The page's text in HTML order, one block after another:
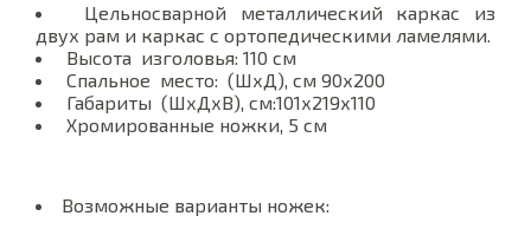
Цельносварной металлический каркас из
двух рам и каркас с ортопедическими ламелями.
Высота изголовья: 110 см
Спальное место: (ШхД), см 90х200
Габариты (ШхДхВ), см:101х219х110
Хромированные ножки, 5 см
Возможные варианты ножек: